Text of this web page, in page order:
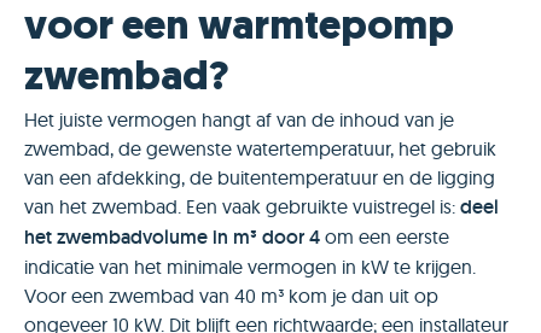
voor een warmtepomp
zwembad?
Het juiste vermogen hangt af van de inhoud van je
zwembad, de gewenste watertemperatuur, het gebruik
van een afdekking, de buitentemperatuur en de ligging
van het zwembad. Een vaak gebruikte vuistregel is: deel
het zwembadvolume in m³ door 4 om een eerste
indicatie van het minimale vermogen in kW te krijgen.
Voor een zwembad van 40 m³ kom je dan uit op
ongeveer 10 kW. Dit blijft een richtwaarde; een installateur